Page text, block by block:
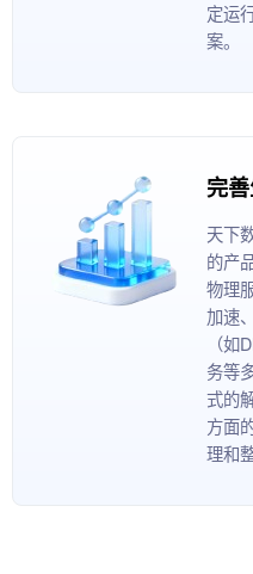
定运
案。
完
天下
的产
物理
加速
（
务等
式的
方面
理和